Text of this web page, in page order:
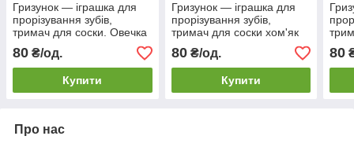
Гризунок — іграшка для
прорізування зубів,
тримач для соски. Овечка
80 ₴/од.
Купити
Гризунок — іграшка для
прорізування зубів,
тримач для соски хом'як
80₴/од.
Купити
80
Про нас